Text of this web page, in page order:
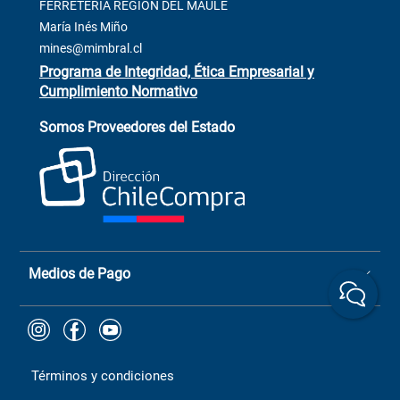
Contacto
Venta Terreno
Trabaja con Nosotros
+56 9 6779 0465
+(73) 256
ChileCompras
+56 9 9888 9549
FERRETERÍA REGIÓN DEL MAULE
María Inés Miño
mines@mimbral.cl
Programa de Integridad, Ética Empresarial y
Cumplimiento Normativo
Somos Proveedores del Estado
Medios de Pago
Términos y condiciones